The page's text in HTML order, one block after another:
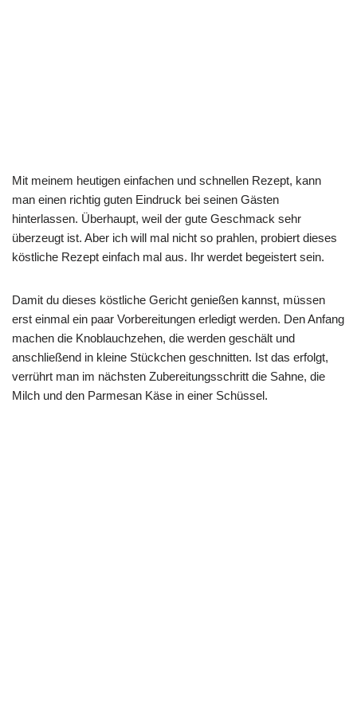
Mit meinem heutigen einfachen und schnellen Rezept, kann
man einen richtig guten Eindruck bei seinen Gästen
hinterlassen. Überhaupt, weil der gute Geschmack sehr
überzeugt ist. Aber ich will mal nicht so prahlen, probiert dieses
köstliche Rezept einfach mal aus. Ihr werdet begeistert sein.
Damit du dieses köstliche Gericht genießen kannst, müssen
erst einmal ein paar Vorbereitungen erledigt werden. Den Anfang
machen die Knoblauchzehen, die werden geschält und
anschließend in kleine Stückchen geschnitten. Ist das erfolgt,
verrührt man im nächsten Zubereitungsschritt die Sahne, die
Milch und den Parmesan Käse in einer Schüssel.